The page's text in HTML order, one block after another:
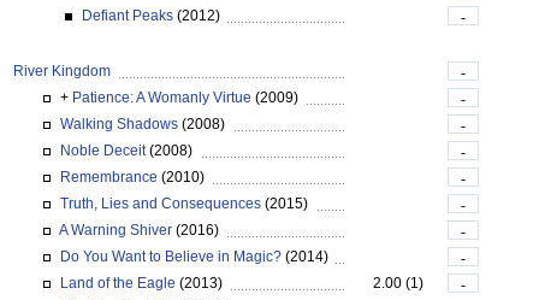
Defiant Peaks (2012) -
River Kingdom
-
+ Patience: A Womanly Virtue (2009)
-
Walking Shadows (2008)
-
Noble Deceit(2008)
-
Remembrance (2010)
-
Truth, Lies and Consequences (2015)
-
A Warning Shiver (2016)
-
Do You Want to Believe in Magic? (2014)
-
Land of the Eagle (2013) 2.00 (1)
-